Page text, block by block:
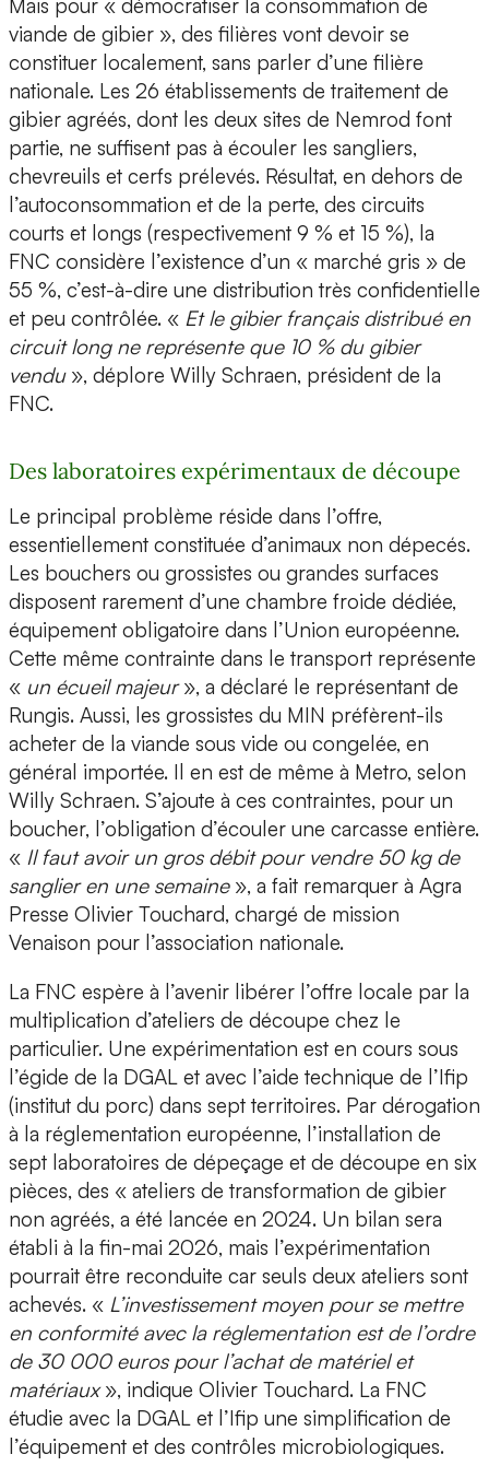
Mais pour « démocratiser la consommation de
viande de gibier », des filières vont devoir se
constituer localement, sans parler d’une filière
nationale. Les 26 établissements de traitement de
gibier agréés, dont les deux sites de Nemrod font
partie, ne suffisent pas à écouler les sangliers,
chevreuils et cerfs prélevés. Résultat, en dehors de
l’autoconsommation et de la perte, des circuits
courts et longs (respectivement 9 % et 15 %), la
FNC considère l’existence d’un « marché gris » de
55 %, c’est-à-dire une distribution très confidentielle
et peu contrôlée. « Et le gibier français distribué en
circuit long ne représente que 10 % du gibier
vendu », déplore Willy Schraen, président de la
FNC.
Des laboratoires expérimentaux de découpe
Le principal problème réside dans l’offre,
essentiellement constituée d’animaux non dépecés.
Les bouchers ou grossistes ou grandes surfaces
disposent rarement d’une chambre froide dédiée,
équipement obligatoire dans l’Union européenne.
Cette même contrainte dans le transport représente
« un écueil majeur», a déclaré le représentant de
Rungis. Aussi, les grossistes du MIN préfèrent-ils
acheter de la viande sous vide ou congelée, en
général importée. Il en est de même à Metro, selon
Willy Schraen. S’ajoute à ces contraintes, pour un
boucher, l’obligation d’écouler une carcasse entière.
« Il faut avoir un gros débit pour vendre 50 kg de
sanglier en une semaine», a fait remarquer à Agra
Presse Olivier Touchard, chargé de mission
Venaison pour l’association nationale.
La FNC espère à l’avenir libérer l’offre locale par la
multiplication d’ateliers de découpe chez le
particulier. Une expérimentation est en cours sous
l’égide de la DGAL et avec l’aide technique de l’Ifip
(institut du porc) dans sept territoires. Par dérogation
à la réglementation européenne, l’installation de
sept laboratoires de dépeçage et de découpe en six
pièces, des « ateliers de transformation de gibier
non agréés, a été lancée en 2024. Un bilan sera
établi à la fin-mai 2026, mais l’expérimentation
pourrait être reconduite car seuls deux ateliers sont
achevés. « L’investissement moyen pour se mettre
en conformité avec la réglementation est de l’ordre
de 30 000 euros pour l’achat de matériel et
matériaux», indique Olivier Touchard. La FNC
étudie avec la DGAL et l’Ifip une simplification de
l’équipement et des contrôles microbiologiques.